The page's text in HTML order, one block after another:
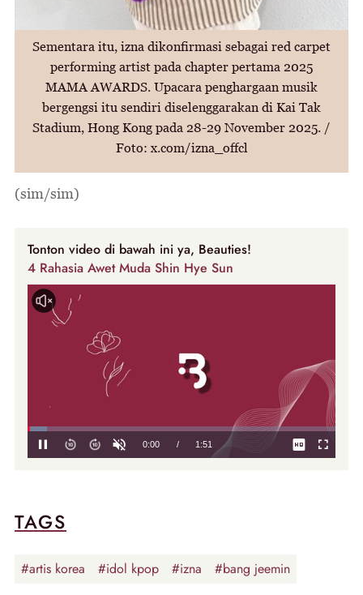
Sementara itu, izna dikonfirmasi sebagai red carpet
performing artist pada chapter pertama 2025
MAMA AWARDS. Upacara penghargaan musik
bergengsi itu sendiri diselenggarakan di Kai Tak
Stadium, Hong Kong pada 28-29 November 2025. /
Foto: x.com/izna_offcl
(sim/sim)
Tonton video di bawah ini ya, Beauties!
4 Rahasia Awet Muda Shin Hye Sun
TAGS
#artis korea #idol kpop #izna #bang jeemin